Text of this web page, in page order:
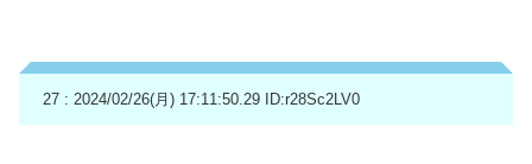
27 : 2024/02/26(月) 17:11:50.29 ID:r28Sc2LV0